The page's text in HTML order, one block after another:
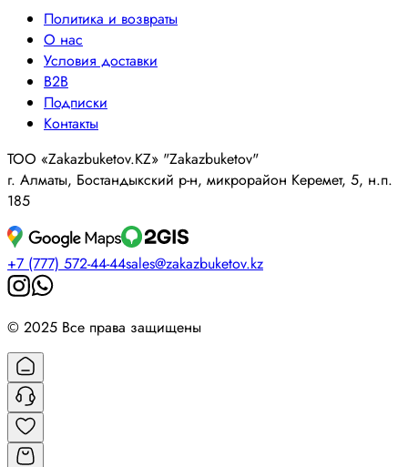
Политика и возвраты
О нас
Условия доставки
B2B
Подписки
Контакты
ТОО «Zakazbuketov.KZ» "Zakazbuketov"
г. Алматы, Бостандыкский р-н, микрорайон Керемет, 5, н.п.
185
+7 (777) 572-44-44sales@zakazbuketov.kz
© 2025 Все права защищены